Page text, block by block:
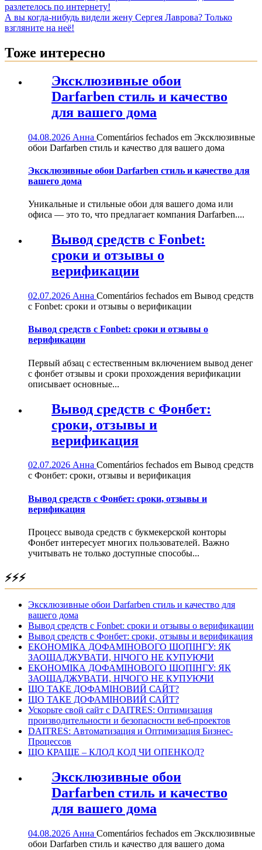
разлетелось по интернету!
А вы когда-нибудь видели жену Сергея Лаврова? Только
взгляните на неё!
Тоже интересно
Эксклюзивные обои
Darfarben стиль и качество
для вашего дома
04.08.2026 Анна Comentários fechados em Эксклюзивные
обои Darfarben стиль и качество для вашего дома
Эксклюзивные обои Darfarben стиль и качество для
вашего дома
Уникальные и стильные обои для вашего дома или
офиса — это то, что предлагает компания Darfarben....
Вывод средств с Fonbet:
сроки и отзывы о
верификации
02.07.2026 Анна Comentários fechados em Вывод средств
с Fonbet: сроки и отзывы о верификации
Вывод средств с Fonbet: сроки и отзывы о
верификации
Первый абзац с естественным включением вывод денег
с фонбет отзывы и сроки прохождения верификации
описывает основные...
Вывод средств с Фонбет:
сроки, отзывы и
верификация
02.07.2026 Анна Comentários fechados em Вывод средств
с Фонбет: сроки, отзывы и верификация
Вывод средств с Фонбет: сроки, отзывы и
верификация
Процесс вывода средств с букмекерской конторы
Фонбет интересует многих пользователей. Важно
учитывать не только доступные способы...
⚡⚡⚡
Эксклюзивные обои Darfarben стиль и качество для
вашего дома
Вывод средств с Fonbet: сроки и отзывы о верификации
Вывод средств с Фонбет: сроки, отзывы и верификация
ЕКОНОМІКА ДОФАМІНОВОГО ШОПІНГУ: ЯК
ЗАОЩАДЖУВАТИ, НІЧОГО НЕ КУПУЮЧИ
ЕКОНОМІКА ДОФАМІНОВОГО ШОПІНГУ: ЯК
ЗАОЩАДЖУВАТИ, НІЧОГО НЕ КУПУЮЧИ
ЩО ТАКЕ ДОФАМІНОВИЙ САЙТ?
ЩО ТАКЕ ДОФАМІНОВИЙ САЙТ?
Ускорьте свой сайт с DAITRES: Оптимизация
производительности и безопасности веб-проектов
DAITRES: Автоматизация и Оптимизация Бизнес-
Процессов
ЩО КРАЩЕ – КЛОД КОД ЧИ ОПЕНКОД?
Эксклюзивные обои
Darfarben стиль и качество
для вашего дома
04.08.2026 Анна Comentários fechados em Эксклюзивные
обои Darfarben стиль и качество для вашего дома